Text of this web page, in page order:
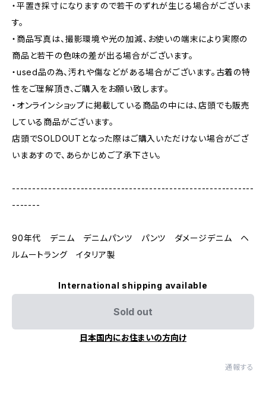
・平置き採寸になりますので若干のずれが生じる場合がございま
す。
・商品写真は、撮影環境や光の加減、お使いの端末により実際の
商品と若干の色味の差が出る場合がございます。
・used品の為、汚れや傷などがある場合がございます。古着の特
性をご理解頂き、ご購入をお願い致します。
・オンラインショップに掲載している商品の中には、店頭でも販売
している商品がございます。
店頭でSOLDOUTとなった際はご購入いただけない場合がござ
いまあすので、あらかじめご了承下さい。
------------------------------------------------------------
-------
90年代 デニム デニムパンツ パンツ ダメージデニム ヘ
ルムートラング イタリア製
International shipping available
Sold out
日本国内にお住まいの方向け
通報する